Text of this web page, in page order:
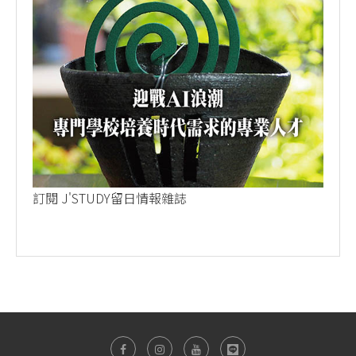
訂閱 J'STUDY留日情報雜誌